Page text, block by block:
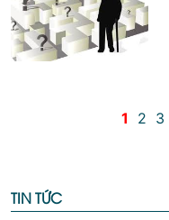
1 2 3
TIN TỨC